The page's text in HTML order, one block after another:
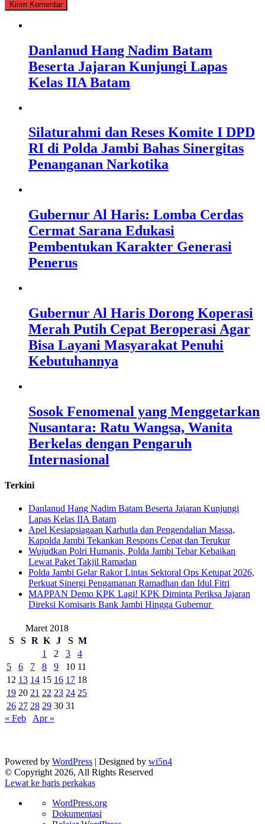
Danlanud Hang Nadim Batam
Beserta Jajaran Kunjungi Lapas
Kelas IIA Batam
Silaturahmi dan Reses Komite I DPD
RI di Polda Jambi Bahas Sinergitas
Penanganan Narkotika
Gubernur Al Haris: Lomba Cerdas
Cermat Sarana Edukasi
Pembentukan Karakter Generasi
Penerus
Gubernur Al Haris Dorong Koperasi
Merah Putih Cepat Beroperasi Agar
Bisa Layani Masyarakat Penuhi
Kebutuhannya
Sosok Fenomenal yang Menggetarkan
Nusantara: Ratu Wangsa, Wanita
Berkelas dengan Pengaruh
Internasional
Terkini
Danlanud Hang Nadim Batam Beserta Jajaran Kunjungi
Lapas Kelas IIA Batam
Apel Kesiapsiagaan Karhutla dan Pengendalian Massa,
Kapolda Jambi Tekankan Respons Cepat dan Terukur
Wujudkan Polri Humanis, Polda Jambi Tebar Kebaikan
Lewat Paket Takjil Ramadan
Polda Jambi Gelar Rakor Lintas Sektoral Ops Ketupat 2026,
Perkuat Sinergi Pengamanan Ramadhan dan Idul Fitri
‎MAPPAN Demo KPK Lagi! KPK Diminta Periksa Jajaran
Direksi Komisaris Bank Jambi Hingga Gubernur ‎
Maret 2018
S
S R K J S M
1
2 3
4
5
6 7 8 9 10 11
12 13 14 15 16 17 18
19 20 21 22 23 24 25
26 27 28 29 30 31
« Feb
Apr »
Powered by WordPress | Designed by wi5n4
© Copyright 2026, All Rights Reserved
Lewat ke baris perkakas
Tentang
WordPress
WordPress.org
Dokumentasi